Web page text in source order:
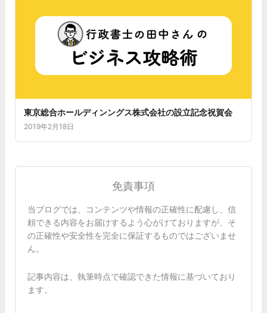
東京総合ホールディンングス株式会社の設立記念祝賀会
2019年2月18日
免責事項
当ブログでは、コンテンツや情報の正確性に配慮し、信
頼できる内容をお届けするよう心がけておりますが、そ
の正確性や安全性を完全に保証するものではございませ
ん。
記事内容は、執筆時点で確認できた情報に基づいており
ます。